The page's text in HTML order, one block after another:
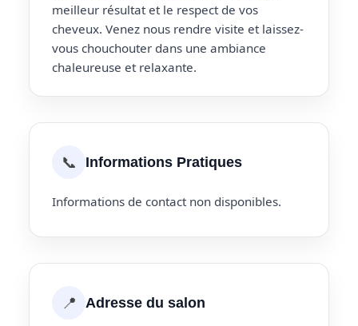
meilleur résultat et le respect de vos
cheveux. Venez nous rendre visite et laissez-
vous chouchouter dans une ambiance
chaleureuse et relaxante.
📞 Informations Pratiques
Informations de contact non disponibles.
📍 Adresse du salon